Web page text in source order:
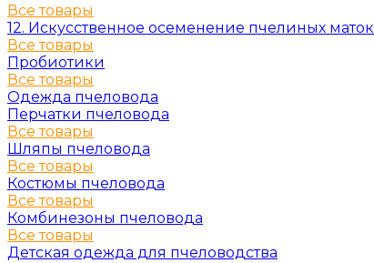
Все товары
12. Искусственное осеменение пчелиных маток
Все товары
Пробиотики
Все товары
Одежда пчеловода
Перчатки пчеловода
Все товары
Шляпы пчеловода
Все товары
Костюмы пчеловода
Все товары
Комбинезоны пчеловода
Все товары
Детская одежда для пчеловодства